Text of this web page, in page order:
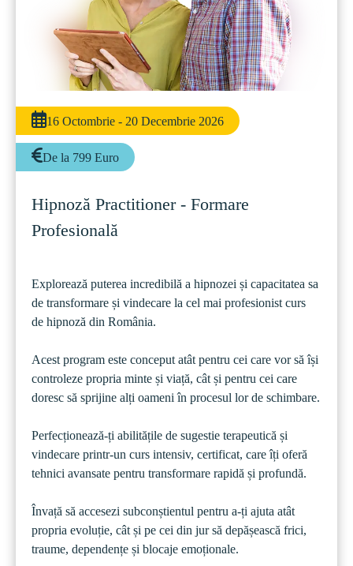
16 Octombrie - 20 Decembrie 2026
De la 799 Euro
Hipnoză Practitioner - Formare
Profesională
Explorează puterea incredibilă a hipnozei și capacitatea sa
de transformare și vindecare la cel mai profesionist curs
de hipnoză din România.
Acest program este conceput atât pentru cei care vor să își
controleze propria minte și viață, cât și pentru cei care
doresc să sprijine alți oameni în procesul lor de schimbare.
Perfecționează-ți abilitățile de sugestie terapeutică și
vindecare printr-un curs intensiv, certificat, care îți oferă
tehnici avansate pentru transformare rapidă și profundă.
Învață să accesezi subconștientul pentru a-ți ajuta atât
propria evoluție, cât și pe cei din jur să depășească frici,
traume, dependențe și blocaje emoționale.